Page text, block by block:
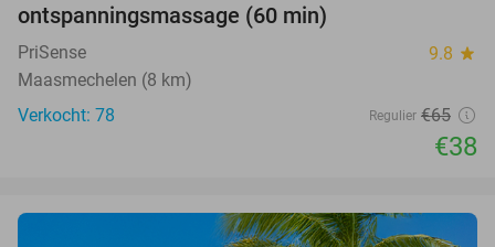
ontspanningsmassage (60 min)
PriSense 9.8 star
Maasmechelen (8 km)
Verkocht: 78
Regulier €65
€38